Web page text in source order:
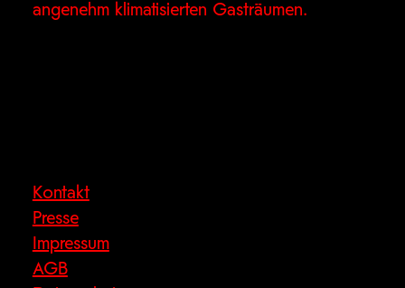
angenehm klimatisierten Gasträumen.
Kontakt
Presse
Impressum
AGB